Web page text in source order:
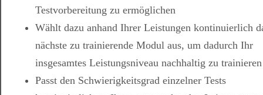
Testvorbereitung zu ermöglichen
Wählt dazu anhand Ihrer Leistungen kontinuierlich
nächste zu trainierende Modul aus, um dadurch Ihr
insgesamtes Leistungsniveau nachhaltig zu trainieren
Passt den Schwierigkeitsgrad einzelner Tests